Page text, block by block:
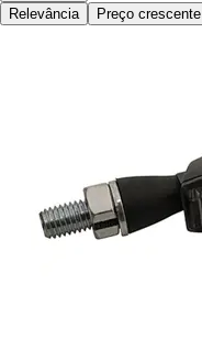
Relevância
Preço crescente